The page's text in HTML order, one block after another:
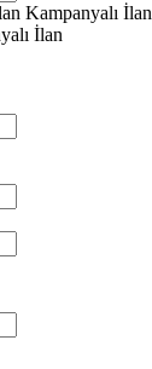
Kampanyalı İlan
İlan